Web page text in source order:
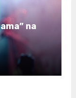
na